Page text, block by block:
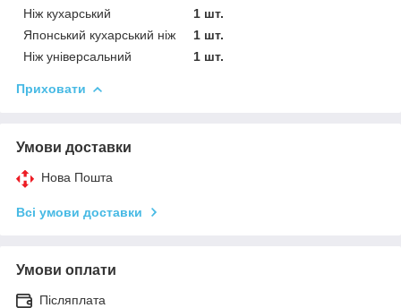
Ніж кухарський
1 шт.
Японський кухарський ніж
1 шт.
Ніж універсальний
1 шт.
Приховати
Умови доставки
Нова Пошта
Всі умови доставки
Умови оплати
Післяплата